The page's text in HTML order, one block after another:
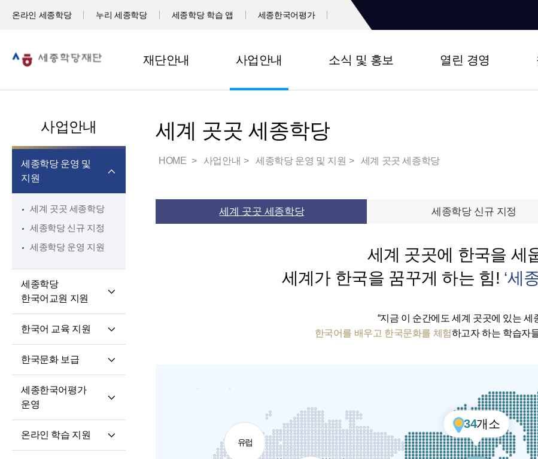
온라인 세종학당 누리 세종학당 세종학당 학습 앱 세종한국어평가
재단안내 사업안내 소식 및 홍보 열린 경영
사업안내
세종학당 운영 및
지원
세계 곳곳 세종학당
세종학당 신규 지정
세종학당 운영 지원
세종학당
한국어교원 지원
한국어교원의 직무와
핵심 역량
교원 전문성 강화
파견교원 지원
한국어 교육 지원
한국문화 보급
말하기 쓰기 대회
세종한국어평가
운영
온라인 학습 지원
세계 곳곳 세종학당
HOME 사업안내 세종학당 운영 및 지원 세계 곳곳 세종학당
세계 곳곳 세종학당 세종학당 신규 지정
세계 곳곳에 한국을 세
세계가 한국을 꿈꾸게 하는 힘! ‘세
“지금 이 순간에도 세계 곳곳에 있는 세
한국어를 배우고 한국문화를 체험하고자 하는 학습자
34개소
유럽